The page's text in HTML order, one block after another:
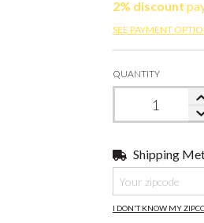
2% discount
SEE PAYMENT
QUANTITY
Shipping for
Shipping
I DON'T KNOW MY